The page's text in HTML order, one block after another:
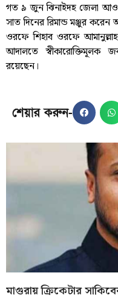
গত ৯ জুন ঝিনাইদহ জেলা
সাত দিনের রিমান্ড মঞ্জুর
ওরফে শিহাব ওরফে
আদালতে স্বীকারোক্তিমূলক
রয়েছেন।
শেয়ার করুন-
মাগুরায় ক্রিকেটার